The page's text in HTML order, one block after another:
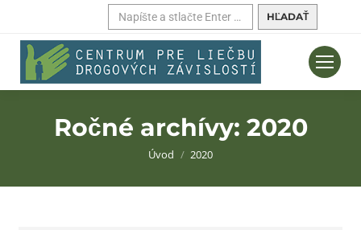
Hľadať:
Ročné archívy: 2020
Nachádzate sa tu:
Úvod 2020